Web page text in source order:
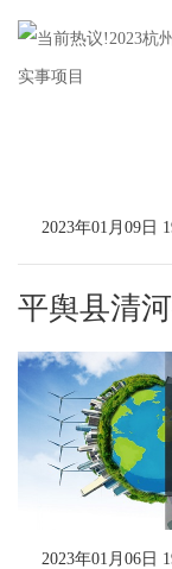
2023年01月09日
平舆县清
2023年01月06日